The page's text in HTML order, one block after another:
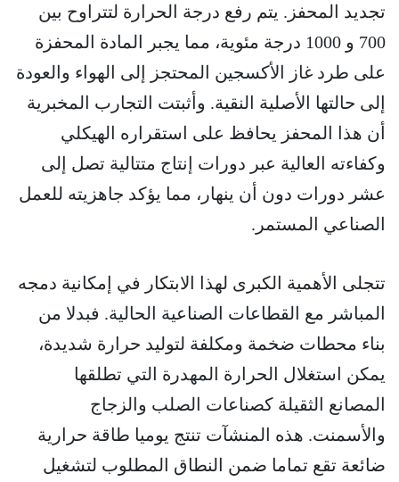
تجديد المحفز. يتم رفع درجة الحرارة لتتراوح بين
700 و 1000 درجة مئوية، مما يجبر المادة المحفزة
على طرد غاز الأكسجين المحتجز إلى الهواء والعودة
إلى حالتها الأصلية النقية. وأثبتت التجارب المخبرية
أن هذا المحفز يحافظ على استقراره الهيكلي
وكفاءته العالية عبر دورات إنتاج متتالية تصل إلى
عشر دورات دون أن ينهار، مما يؤكد جاهزيته للعمل
الصناعي المستمر.
تتجلى الأهمية الكبرى لهذا الابتكار في إمكانية دمجه
المباشر مع القطاعات الصناعية الحالية. فبدلا من
بناء محطات ضخمة ومكلفة لتوليد حرارة شديدة،
يمكن استغلال الحرارة المهدرة التي تطلقها
المصانع الثقيلة كصناعات الصلب والزجاج
والأسمنت. هذه المنشآت تنتج يوميا طاقة حرارية
ضائعة تقع تماما ضمن النطاق المطلوب لتشغيل